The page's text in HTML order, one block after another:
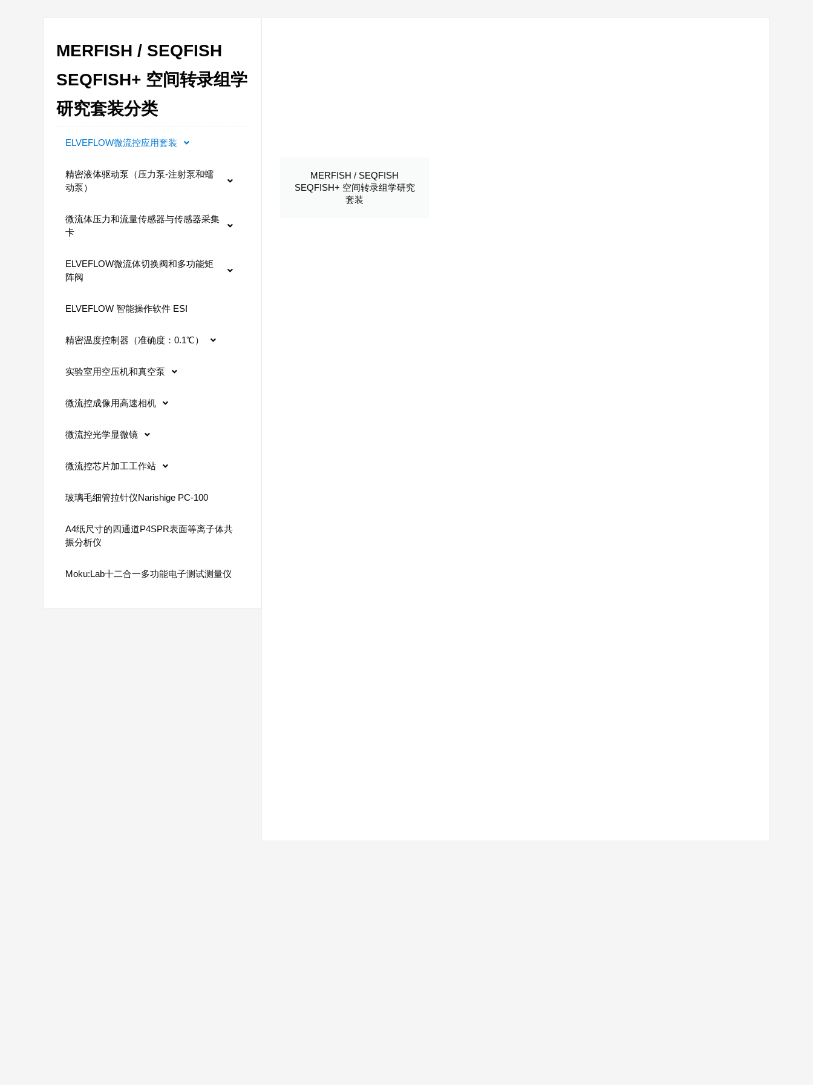
MERFISH / SEQFISH
SEQFISH+ 空间转录组学
研究套装分类
ELVEFLOW微流控应用套装
精密液体驱动泵（压力泵-注射泵和蠕
动泵）
微流体压力和流量传感器与传感器采集
卡
ELVEFLOW微流体切换阀和多功能矩
阵阀
ELVEFLOW 智能操作软件 ESI
精密温度控制器（准确度：0.1℃）
实验室用空压机和真空泵
微流控成像用高速相机
微流控光学显微镜
微流控芯片加工工作站
玻璃毛细管拉针仪Narishige PC-100
A4纸尺寸的四通道P4SPR表面等离子体共
振分析仪
Moku:Lab十二合一多功能电子测试测量仪
MERFISH / SEQFISH
SEQFISH+ 空间转录组学研究
套装